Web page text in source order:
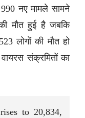
990 नए मामले सामने
मौत हुई है जबकि
लोगों की मौत हो
संक्रमितों का
to 20,834,